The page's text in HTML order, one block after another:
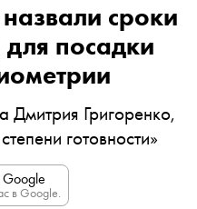
сроки
для посадки
Дмитрия Григоренко,
готовности»
в Google.